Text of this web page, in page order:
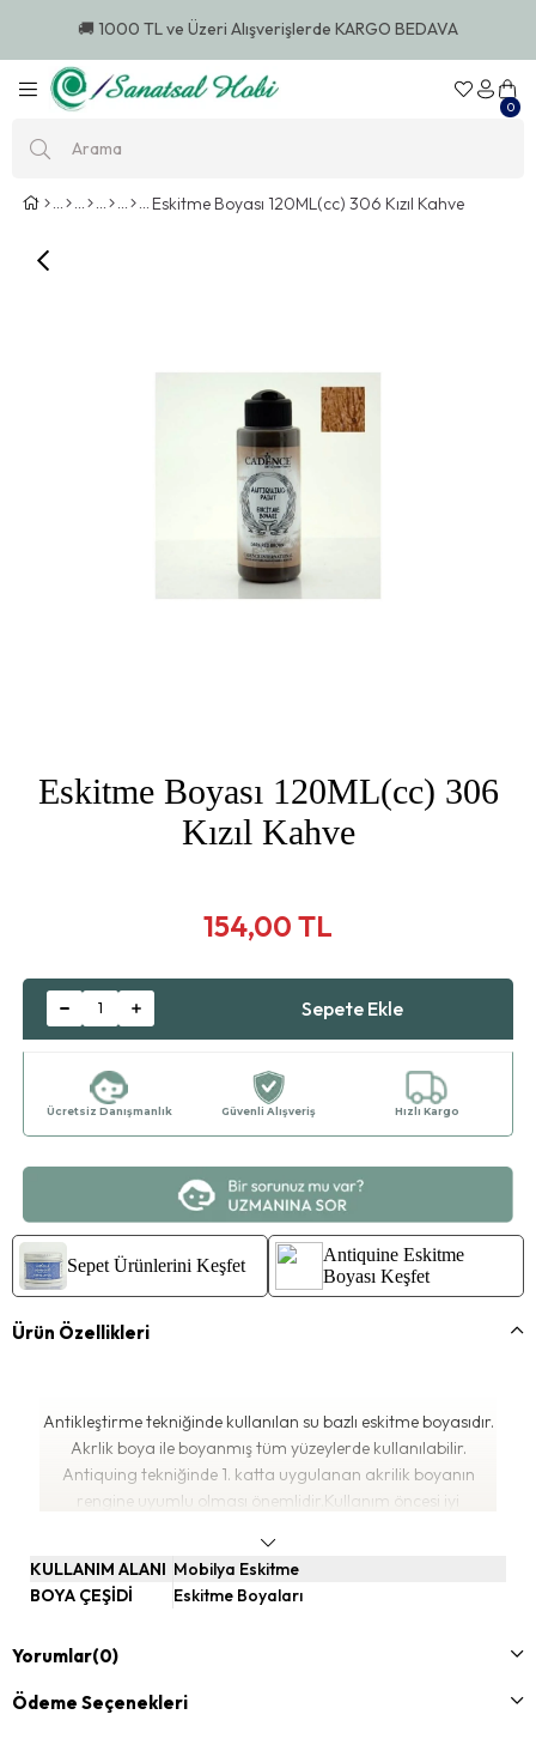
🚚 1000 TL ve Üzeri Alışverişlerde KARGO BEDAVA
0
Eskitme Boyası 120ML(cc) 306 Kızıl Kahve
Eskitme Boyası 120ML(cc) 306
Kızıl Kahve
154,00 TL
Ücretsiz Danışmanlık Güvenli Alışveriş Hızlı Kargo
Sepet Ürünlerini Keşfet
Antiquine Eskitme
Boyası Keşfet
Ürün Özellikleri
Antikleştirme tekniğinde kullanılan su bazlı eskitme boyasıdır.
Akrlik boya ile boyanmış tüm yüzeylerde kullanılabilir.
Antiquing tekniğinde 1. katta uygulanan akrilik boyanın
rengine uyumlu olması önemlidir.Kullanım öncesi iyi
Sağlığa zararlı madde içermez. CE & EN 71 normlarına
uygundur.

KULLANIM ALANI Mobilya Eskitme
BOYA ÇEŞİDİ
Eskitme Boyaları
Yorumlar(0)
Ödeme Seçenekleri